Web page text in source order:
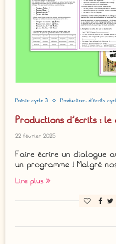
Poésie cycle 3 Productions d'écrits
Productions d’écrits :
22 février 2025
Faire écrire un dialogue
un programme ! Malgré
Lire plus